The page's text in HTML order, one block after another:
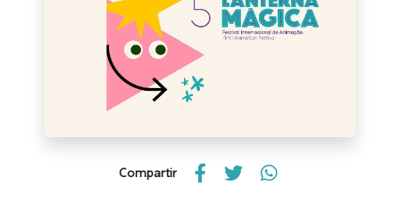
Compartir